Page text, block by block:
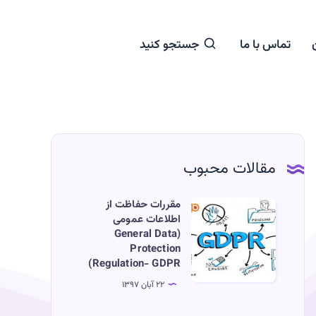
تماس با ما جستجو کنید
مقالات محبوب
مقررات
حفاظت
از
اطلاعات
مقررات حفاظت از
اطلاعات عمومی
(General Data
Protection
Regulation- GDPR)
۲۲ آبان ۱۳۹۷